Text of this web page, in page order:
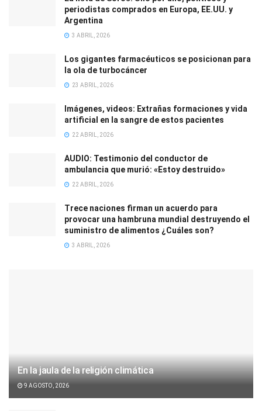
periodistas comprados en Europa, EE.UU. y
Argentina
3 ABRIL, 2026
Los gigantes farmacéuticos se posicionan para
la ola de turbocáncer
23 ABRIL, 2026
Imágenes, videos: Extrañas formaciones y vida
artificial en la sangre de estos pacientes
22 ABRIL, 2026
AUDIO: Testimonio del conductor de
ambulancia que murió: «Estoy destruido»
22 ABRIL, 2026
Trece naciones firman un acuerdo para
provocar una hambruna mundial destruyendo el
suministro de alimentos ¿Cuáles son?
3 ABRIL, 2026
En la jaula de la religión climática
9 AGOSTO, 2026